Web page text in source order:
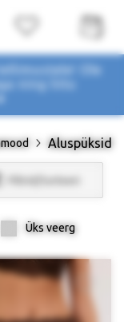
Ole
Aluspüksid
Filtrid/Sorteeri
Üks veerg